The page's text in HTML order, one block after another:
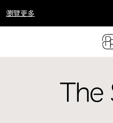
瀏覽更多
The